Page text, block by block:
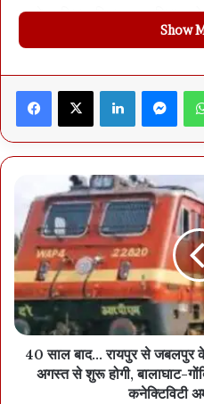
अनुमोदन किया। विधानसभा सचिवालय
Show
Facebook X LinkedIn
40 साल बाद... रायपुर से जबलपुर
अगस्त से शुरू होगी, बालाघाट-
कनेक्टिविटी